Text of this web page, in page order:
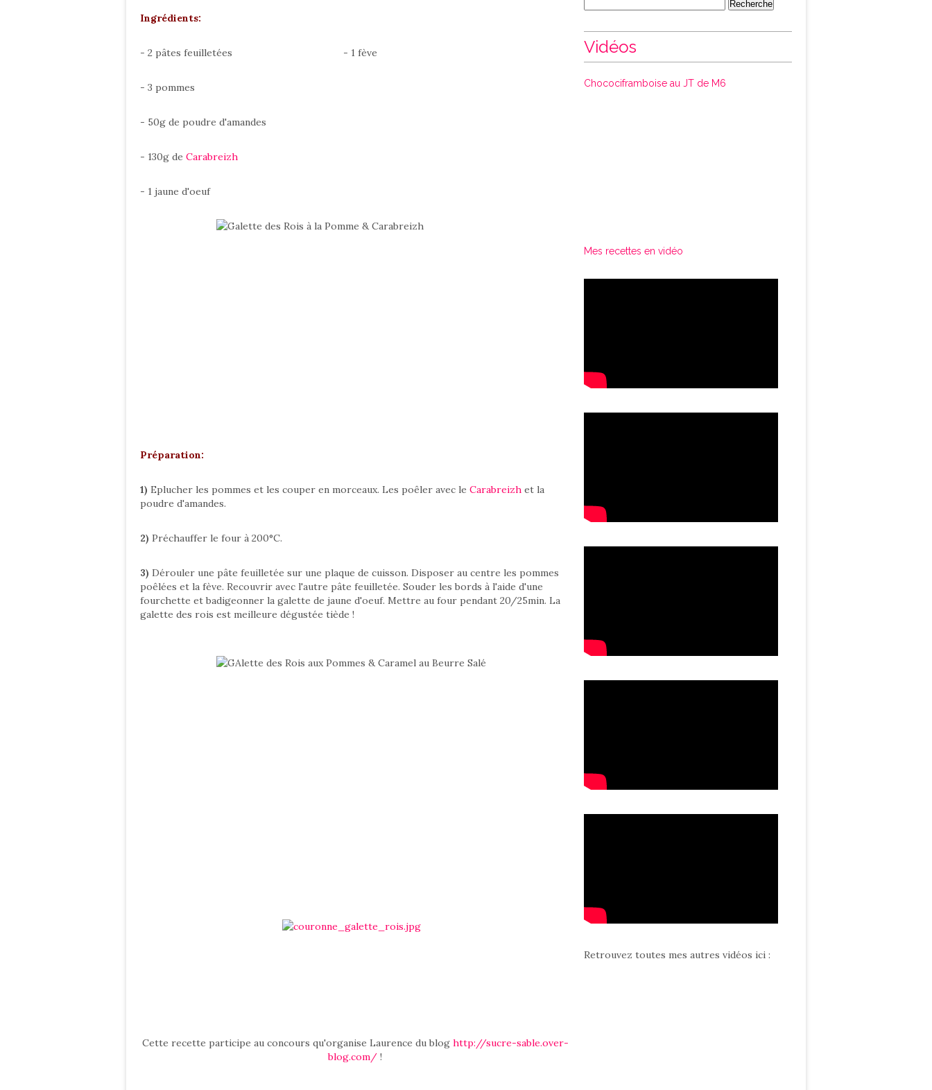
Ingrédients:
- 2 pâtes feuilletées
- 3 pommes
- 50g de poudre d'amandes
- 130g de Carabreizh
- 1 jaune d'oeuf
- 1 fève
Préparation:
1) Eplucher les pommes et les couper en morceaux. Les poêler avec le Carabreizh et la
poudre d'amandes.
2) Préchauffer le four à 200°C.
3) Dérouler une pâte feuilletée sur une plaque de cuisson. Disposer au centre les pommes
poêlées et la fève. Recouvrir avec l'autre pâte feuilletée. Souder les bords à l'aide d'une
fourchette et badigeonner la galette de jaune d'oeuf. Mettre au four pendant 20/25min. La
galette des rois est meilleure dégustée tiède !
Cette recette participe au concours qu'organise Laurence du blog http://sucre-sable.over-
blog.com/ !
Vidéos
Chocociframboise au JT de M6
Mes recettes en vidéo
Retrouvez toutes mes autres vidéos ici :